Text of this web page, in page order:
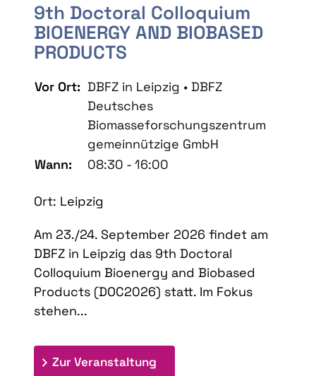
9th Doctoral Colloquium
BIOENERGY AND BIOBASED
PRODUCTS
Vor Ort: DBFZ in Leipzig • DBFZ
Deutsches
Biomasseforschungszentrum
gemeinnützige GmbH
Wann:
08:30 - 16:00
Ort: Leipzig
Am 23./24. September 2026 findet am
DBFZ in Leipzig das 9th Doctoral
Colloquium Bioenergy and Biobased
Products (DOC2026) statt. Im Fokus
stehen...
Zur Veranstaltung